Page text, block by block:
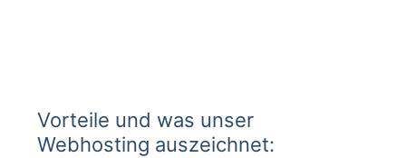
Vorteile und was unser
Webhosting auszeichnet: